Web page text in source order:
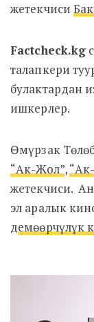
жетекчиси
Factcheck.kg
талапкери
булактардан
ишкерлер.
Өмүрзак
“Ак-Жол”,
жетекчиси.
эл аралык
демөөрчүлүк